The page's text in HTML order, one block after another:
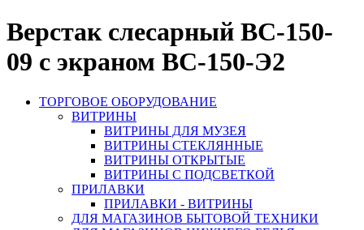
Верстак слесарный ВС-150-
09 с экраном ВС-150-Э2
ТОРГОВОЕ ОБОРУДОВАНИЕ
ВИТРИНЫ
ВИТРИНЫ ДЛЯ МУЗЕЯ
ВИТРИНЫ СТЕКЛЯННЫЕ
ВИТРИНЫ ОТКРЫТЫЕ
ВИТРИНЫ С ПОДСВЕТКОЙ
ПРИЛАВКИ
ПРИЛАВКИ - ВИТРИНЫ
ДЛЯ МАГАЗИНОВ БЫТОВОЙ ТЕХНИКИ